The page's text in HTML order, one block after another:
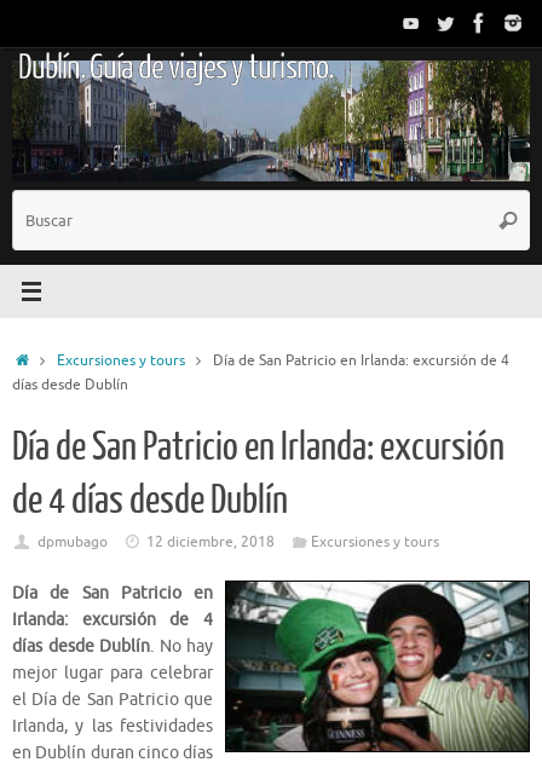
contenido
Dublín. Guía de viajes y turismo.
InicioExcursiones y tours
Día de San Patricio en Irlanda: excursión de 4
días desde Dublín
Día de San Patricio en Irlanda: excursión
de 4 días desde Dublín
dpmubago 12 diciembre, 2018 Excursiones y tours
Día de San Patricio en
Irlanda: excursión de 4
días desde Dublín. No hay
mejor lugar para celebrar
el Día de San Patricio que
Irlanda, y las festividades
en Dublín duran cinco días